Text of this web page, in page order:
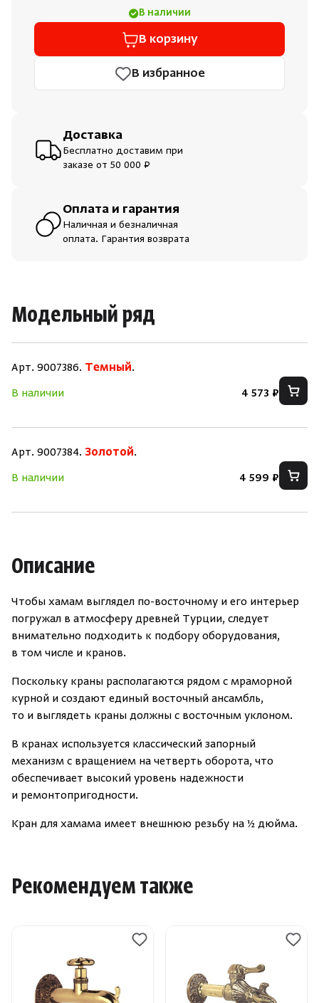
Лёдогенераторы
В наличии
В корзину
В избранное
Доставка
Бесплатно доставим при
заказе от 50 000 ₽
Оплата и гарантия
Наличная и безналичная
оплата. Гарантия возврата
Модельный ряд
Арт. 9007386. Темный.
В наличии
4 573 ₽
Арт. 9007384. Золотой.
В наличии
4 599 ₽
Описание
Чтобы хамам выглядел по-восточному и его интерьер
погружал в атмосферу древней Турции, следует
внимательно подходить к подбору оборудования,
в том числе и кранов.
Поскольку краны располагаются рядом с мраморной
курной и создают единый восточный ансамбль,
то и выглядеть краны должны с восточным уклоном.
В кранах используется классический запорный
механизм с вращением на четверть оборота, что
обеспечивает высокий уровень надежности
и ремонтопригодности.
Кран для хамама имеет внешнюю резьбу на ½ дюйма.
Рекомендуем также
На главную
Скрыть/
Зарегистрироваться
Скрыть/
Зарегистрироваться